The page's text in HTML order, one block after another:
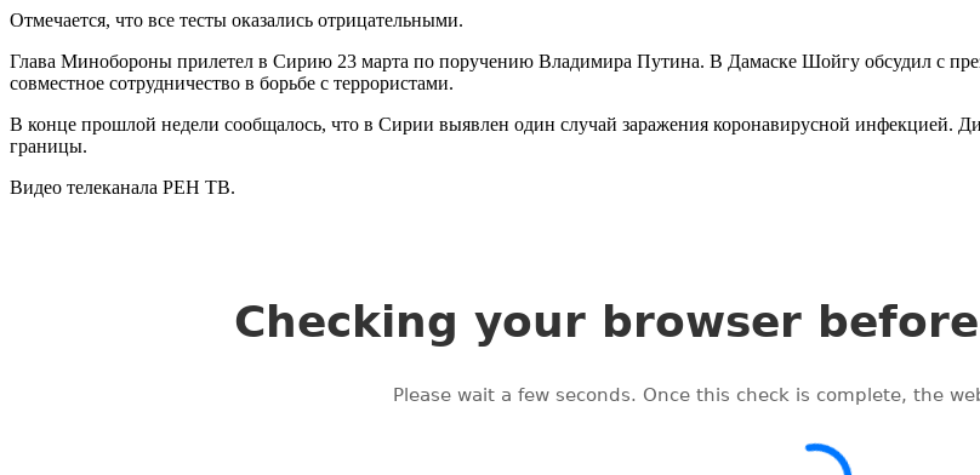
Отмечается, что все тесты оказались отрицательными.
Глава Минобороны прилетел в Сирию 23 марта по поручению Владимира Путина. В Дамаске Шойгу обсудил с
совместное сотрудничество в борьбе с террористами.
В конце прошлой недели сообщалось, что в Сирии выявлен один случай заражения коронавирусной инфекцией.
границы.
Видео телеканала РЕН ТВ.